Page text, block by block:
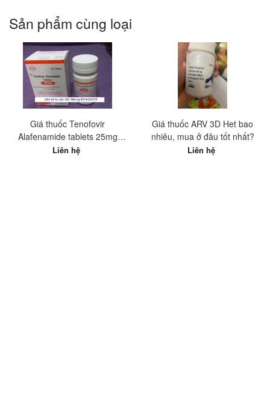
Sản phẩm cùng loại
Giá thuốc Tenofovir
Alafenamide tablets 25mg
Hetero Ấn Độ? Mua ở đâu tốt
Liên hệ
Giá thuốc ARV 3D Het bao
nhiêu, mua ở đâu tốt nhất?
Liên hệ